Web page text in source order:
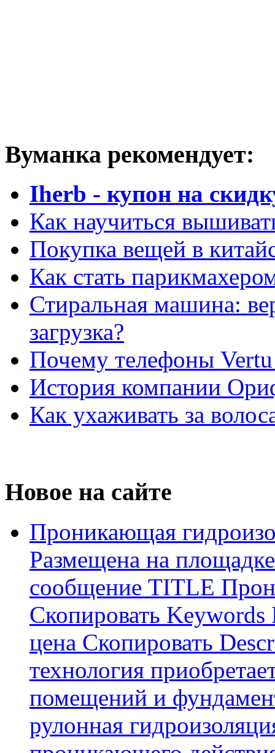
Вуманка рекомендует:
Iherb - купон на
Как научиться
Покупка вещей в
Как стать
Стиральная машина:
загрузка?
Почему телефоны Vertu
История компании
Как ухаживать за
Новое на сайте
Проникающая
Размещена на
сообщение TITLE
Скопировать
цена Скопировать
технология
помещений и
рулонная